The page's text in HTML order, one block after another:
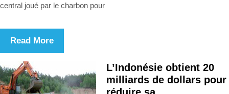
central joué par le charbon pour
Read More
L’Indonésie obtient 20
milliards de dollars pour